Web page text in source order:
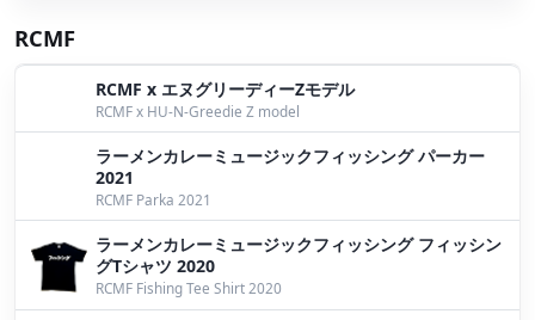
RCMF
RCMF x エヌグリーディーZモデル
RCMF x HU-N-Greedie Z model
ラーメンカレーミュージックフィッシング パーカー
2021
RCMF Parka 2021
ラーメンカレーミュージックフィッシング フィッシン
グTシャツ 2020
RCMF Fishing Tee Shirt 2020